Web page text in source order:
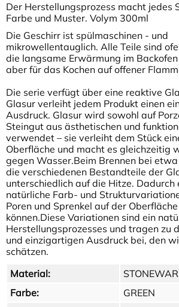
Der Herstellungsprozess macht jedes
Farbe und Muster. Volym 300ml
Die Geschirr ist spülmaschinen - und
mikrowellentauglich. Alle Teile sind
die langsame Erwärmung im
aber für das Kochen auf offener
Die serie verfügt über eine reaktive
Glasur verleiht jedem Produkt einen
Ausdruck. Glasur wird sowohl auf
Steingut aus ästhetischen und
verwendet – sie verleiht dem Stück
Oberfläche und macht es gleichzeitig
gegen Wasser.Beim Brennen bei
die verschiedenen Bestandteile der
unterschiedlich auf die Hitze. Dadurch
natürliche Farb- und
Poren und Sprenkel auf der
können.Diese Variationen sind ein
Herstellungsprozesses und tragen zu
und einzigartigen Ausdruck bei, den
schätzen.
Material:
Farbe:
GREEN